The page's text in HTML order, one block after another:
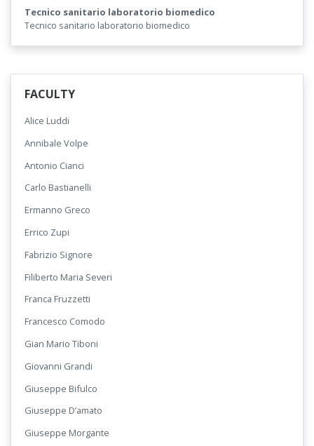
Tecnico sanitario laboratorio biomedico
Tecnico sanitario laboratorio biomedico
FACULTY
Alice Luddi
Annibale Volpe
Antonio Cianci
Carlo Bastianelli
Ermanno Greco
Errico Zupi
Fabrizio Signore
Filiberto Maria Severi
Franca Fruzzetti
Francesco Comodo
Gian Mario Tiboni
Giovanni Grandi
Giuseppe Bifulco
Giuseppe D’amato
Giuseppe Morgante